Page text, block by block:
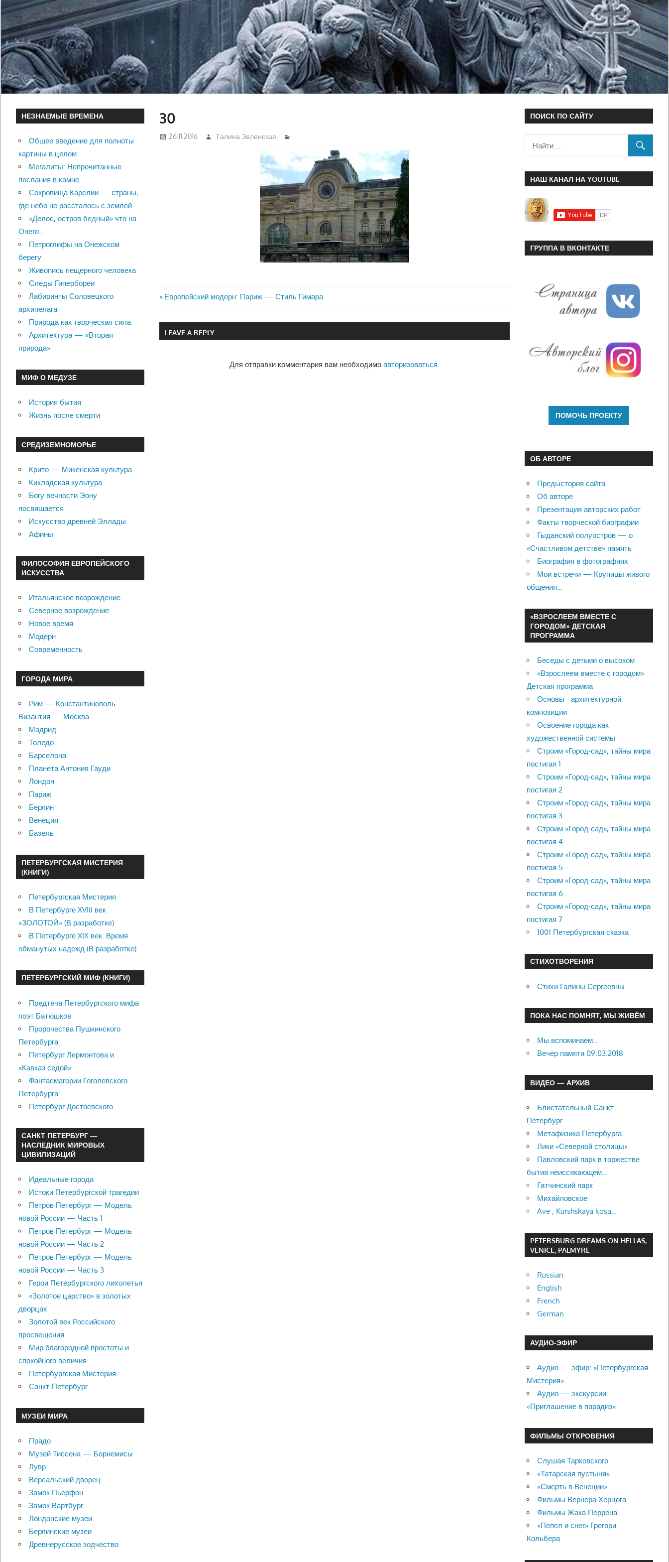
30
26.11.2016 Галина Зеленская
Навигация
по
Previous
Post:
Европейский модерн: Париж — Стиль Гимара
LEAVE A REPLY
Для отправки комментария вам необходимо авторизоваться.
НЕЗНАЕМЫЕ ВРЕМЕНА
Общее введение для полноты
картины в целом
Мегалиты: Непрочитанные
послания в камне
Сокровища Карелии — страны,
где небо не рассталось с землей
«Делос, остров бедный» что на
Онего…
Петроглифы на Онежском
берегу
Живопись пещерного человека
Следы Гипербореи
Лабиринты Соловецкого
архипелага
Природа как творческая сила
Архитектура — «Вторая
природа»
МИФ О МЕДУЗЕ
История бытия
Жизнь после смерти
СРЕДИЗЕМНОМОРЬЕ
Крито — Микенская культура
Кикладская культура
Богу вечности Эону
посвящается
Искусство древней Эллады
Афины
ФИЛОСОФИЯ ЕВРОПЕЙСКОГО
ИСКУССТВА
Итальянское возрождение
Северное возрождение
Новое время
Модерн
Современность
ГОРОДА МИРА
Рим — Константинополь
Византия — Москва
Мадрид
Толедо
Барселона
Планета Антония Гауди
Лондон
Париж
Берлин
Венеция
Базель
ПЕТЕРБУРГСКАЯ МИСТЕРИЯ
(КНИГИ)
Петербургская Мистерия
В Петербурге XVIII век
«ЗОЛОТОЙ» (В разработке)
В Петербурге XIX век. Время
обманутых надежд (В разработке)
ПЕТЕРБУРГСКИЙ МИФ (КНИГИ)
Предтеча Петербургского мифа
поэт Батюшков
Пророчества Пушкинского
Петербурга
Петербург Лермонтова и
«Кавказ седой»
Фантасмагории Гоголевского
Петербурга
Петербург Достоевского
САНКТ ПЕТЕРБУРГ —
НАСЛЕДНИК МИРОВЫХ
ЦИВИЛИЗАЦИЙ
Идеальные города
Истоки Петербургской трагедии
Петров Петербург — Модель
новой России — Часть 1
Петров Петербург — Модель
новой России — Часть 2
Петров Петербург — Модель
новой России — Часть 3
Герои Петербургского лихолетья
«Золотое царство» в золотых
дворцах
Золотой век Российского
просвещения
Мир благородной простоты и
спокойного величия
Петербургская Мистерия
Санкт-Петербург
МУЗЕИ МИРА
Прадо
Музей Тиссена — Борнемисы
Лувр
Версальский дворец
Замок Пьерфон
Замок Вартбург
Лондонские музеи
Берлинские музеи
Древнерусское зодчество
ПОИСК ПО САЙТУ
НАШ КАНАЛ НА YOUTUBE
ГРУППА В ВКОНТАКТЕ
ОБ АВТОРЕ
Предыстория сайта
Об авторе
Презентация авторских работ
Факты творческой биографии
Гыданский полуостров — о
«Счастливом детстве» память
Биография в фотографиях
Мои встречи — Крупицы живого
общения…
«ВЗРОСЛЕЕМ ВМЕСТЕ С
ГОРОДОМ» ДЕТСКАЯ
ПРОГРАММА
Беседы с детьми о высоком
«Взрослеем вместе с городом»
Детская программа
Основы архитектурной
композиции
Освоение города как
художественной системы
Строим «Город-сад», тайны мира
постигая 1
Строим «Город-сад», тайны мира
постигая 2
Строим «Город-сад», тайны мира
постигая 3
Строим «Город-сад», тайны мира
постигая 4
Строим «Город-сад», тайны мира
постигая 5
Строим «Город-сад», тайны мира
постигая 6
Строим «Город-сад», тайны мира
постигая 7
1001 Петербургская сказка
СТИХОТВОРЕНИЯ
Стихи Галины Сергеевны
ПОКА НАС ПОМНЯТ, МЫ ЖИВЁМ
Мы вспоминаем…
Вечер памяти 09.03.2018
ВИДЕО — АРХИВ
Блистательный Санкт-
Петербург
Метафизика Петербурга
Лики «Северной столицы»
Павловский парк в торжестве
бытия неиссякающем…
Гатчинский парк
Михайловское
Ave , Kurshskaya kosa…
PETERSBURG DREAMS ON HELLAS,
VENICE, PALMYRE
Russian
English
French
German
АУДИО-ЭФИР
Аудио — эфир: «Петербургская
Мистерия»
Аудио — экскурсии
«Приглашение в парадиз»
ФИЛЬМЫ ОТКРОВЕНИЯ
Слушая Тарковского
«Татарская пустыня»
«Смерть в Венеции»
Фильмы Вернера Херцога
Фильмы Жака Перрена
«Пепел и снег» Грегори
Кольбера